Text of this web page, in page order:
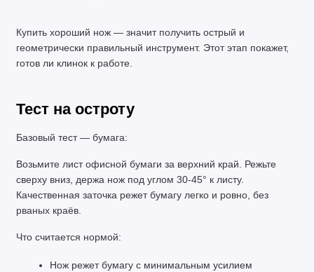
Купить хороший нож — значит получить острый и
геометрически правильный инструмент. Этот этап покажет,
готов ли клинок к работе.
Тест на остроту
Базовый тест — бумага:
Возьмите лист офисной бумаги за верхний край. Режьте
сверху вниз, держа нож под углом 30-45° к листу.
Качественная заточка режет бумагу легко и ровно, без
рваных краёв.
Что считается нормой:
Нож режет бумагу с минимальным усилием